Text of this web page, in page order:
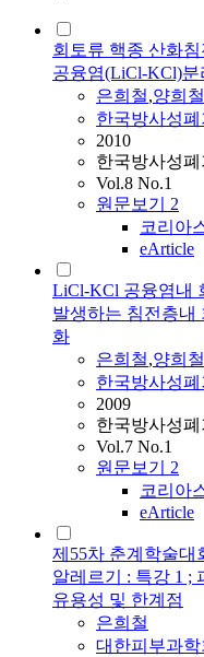
회토류 핵종 산화
공융염(LiCl-KCl)
은희철,양희철
한국방사성폐
2010
한국방사성
Vol.8 No.1
원문보기 2
코리아
eArticle
LiCl-KCl 공융염내
발생하는 침전층내
화
은희철,양희철
한국방사성폐
2009
한국방사성
Vol.7 No.1
원문보기 2
코리아
eArticle
제55차 춘계학술대
알레르기 : 특강 1 ;
유용성 및 한계점
은희철
대한피부과학